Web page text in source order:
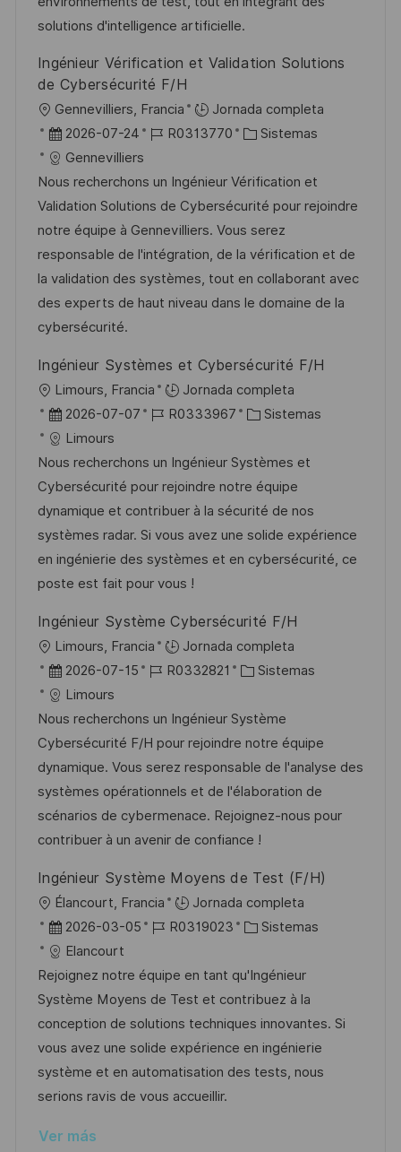
u
l
a
c
e
a
solutions d'intelligence artificielle.
Ingénieur Vérification et Validation Solutions
de Cybersécurité F/H
U
b
c
a
c
i
ó
n
Gennevilliers, Francia
Jornada completa
F
e
c
h
a
d
e
p
u
l
i
c
a
c
i
ó
n
2026-07-24
I
d
e
e
m
p
l
R0313770
C
t
e
g
o
r
í
Sistemas
Gennevilliers
Nous recherchons un Ingénieur Vérification et
Validation Solutions de Cybersécurité pour rejoindre
notre équipe à Gennevilliers. Vous serez
responsable de l'intégration, de la vérification et de
la validation des systèmes, tout en collaborant avec
des experts de haut niveau dans le domaine de la
cybersécurité.
Ingénieur Systèmes et Cybersécurité F/H
U
b
c
a
c
i
ó
n
Limours, Francia
Jornada completa
F
e
c
h
a
d
e
p
b
l
i
c
a
c
i
ó
n
2026-07-07
I
d
e
e
m
p
l
o
R0333967
C
t
e
g
o
r
Sistemas
Limours
Nous recherchons un Ingénieur Systèmes et
Cybersécurité pour rejoindre notre équipe
dynamique et contribuer à la sécurité de nos
systèmes radar. Si vous avez une solide expérience
en ingénierie des systèmes et en cybersécurité, ce
poste est fait pour vous !
Ingénieur Système Cybersécurité F/H
U
b
c
a
c
i
ó
n
Limours, Francia
Jornada completa
F
e
c
h
a
d
e
p
b
l
i
c
a
c
i
ó
n
2026-07-15
I
d
e
e
m
p
l
o
R0332821
C
t
e
g
o
r
í
Sistemas
Limours
Nous recherchons un Ingénieur Système
Cybersécurité F/H pour rejoindre notre équipe
dynamique. Vous serez responsable de l'analyse des
systèmes opérationnels et de l'élaboration de
scénarios de cybermenace. Rejoignez-nous pour
contribuer à un avenir de confiance !
Ingénieur Système Moyens de Test (F/H)
U
b
c
a
c
i
ó
n
Élancourt, Francia
Jornada completa
F
e
c
h
a
d
e
p
b
2026-03-05
I
d
e
e
m
p
l
R0319023
C
t
e
g
o
r
Sistemas
Elancourt
Rejoignez notre équipe en tant qu'Ingénieur
Système Moyens de Test et contribuez à la
conception de solutions techniques innovantes. Si
vous avez une solide expérience en ingénierie
système et en automatisation des tests, nous
serions ravis de vous accueillir.
Ver más